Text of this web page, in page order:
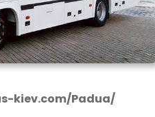
kiev.com/Padua/